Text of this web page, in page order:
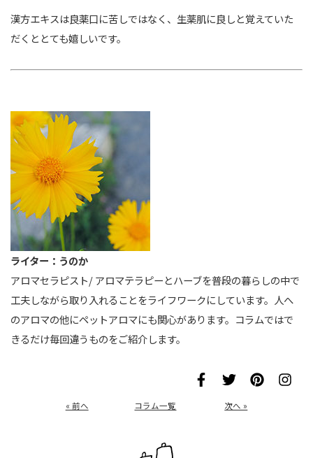
漢方エキスは良薬口に苦しではなく、生薬肌に良しと覚えていた
だくととても嬉しいです。
ライター：うのか
アロマセラピスト/ アロマテラピーとハーブを普段の暮らしの中で
工夫しながら取り入れることをライフワークにしています。人へ
のアロマの他にペットアロマにも関心があります。コラムではで
きるだけ毎回違うものをご紹介します。
« 前へ コラム一覧 次へ »